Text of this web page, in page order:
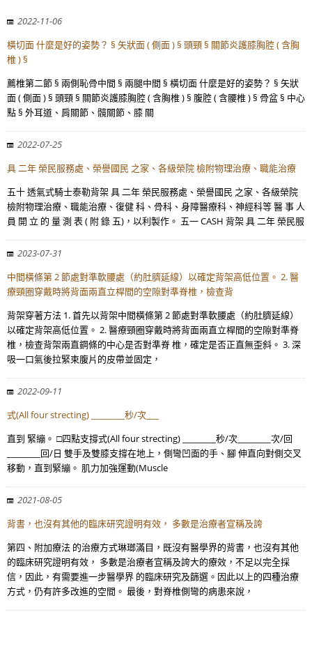
2022-11-06
橫切面 什麼是好的姿勢？ § 矢狀面 ( 側面 ) § 頭頸 § 關節炎護膝胸腔 ( 含胸
椎 ) §
薦椎第二節 § 兩側恥骨中間 § 兩腿中間 § 橫切面 什麼是好的姿勢？ § 矢狀
面 ( 側面 ) § 頭頸 § 關節炎護膝胸腔 ( 含胸椎 ) § 腹腔 ( 含腰椎 ) § 骨盆 § 中心
點 § 外耳道、肩關節、髖關節、膝 關
2022-07-25
具 二年 榮民服務處、榮譽國民 之家、各級榮院 檢附物理治療、職能治療
五十 透氣式騎士泰勒背架 具 二年 榮民服務處、榮譽國民 之家、各級榮院
檢附物理治療、職能治療、復健 科、骨科、身障醫療科、神經科等 醫 事 人
員 開 立 的 量 測 表 ( 附 錄 五)，以利製作。 五一 CASH 背架 具 二年 榮民服
2023-07-31
中間橫條第 2 節處對準軟腰處（約肚臍延線）以確定背架高低位置。 2. 醫
療頸圈穿戴時將背面兩直立桿間的空隙對準脊椎，檢查背
背架穿著方法 1. 首先以背架中間橫條第 2 節處對準軟腰處（約肚臍延線）
以確定背架高低位置。 2. 醫療頸圈穿戴時將背面兩直立桿間的空隙對準脊
椎，檢查背架兩直鋼條的中心是否對準脊 椎，確定是否正直無歪斜。 3. 深
吸一口氣後拉緊束腹片的皮帶並固定，
2022-09-11
式(All four strecting) ________秒/次___
直到 緊繃。 □四點支撐式(All four strecting) ________秒/次________次/回
________回/日 雙手及雙膝支撐在地上，側彎凹面的手、腳 伸直向對側交叉
移動，直到緊繃。 肌力加強運動(Muscle
2021-08-05
背書，也沒有其他的臨床研究證明有效， 多數是治療者宣稱及誇
第四、附加療法 的治療方式琳瑯滿目，既沒有醫學界的背書，也沒有其他
的臨床研究證明有效， 多數是治療者宣稱及誇大的療效，不足以完全採
信，因此，有需要進一步醫學界 的臨床研究及篩選。因此以上的四種治療
方式，仍有許多改進的空間。 最後，對脊椎側彎的病患來說，